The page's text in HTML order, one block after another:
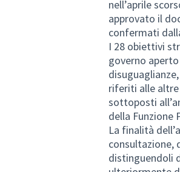
nell’aprile
approvato il
confermati
I 28 obiettivi
governo
riferiti alle
sottoposti
della Funzione
La finalità
consultazione,
distinguendoli